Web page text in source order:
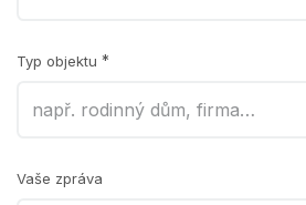
Typ objektu *
Vaše zpráva